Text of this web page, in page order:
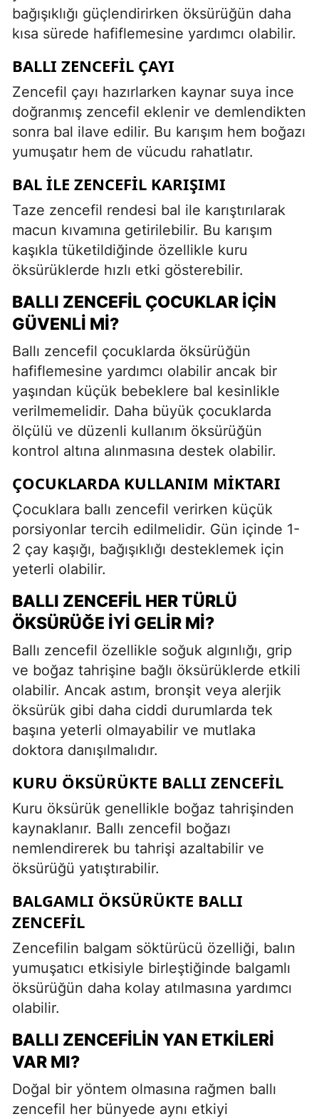
bağışıklığı güçlendirirken öksürüğün daha
kısa sürede hafiflemesine yardımcı olabilir.
BALLI ZENCEFIL ÇAYI
Zencefil çayı hazırlarken kaynar suya ince
doğranmış zencefil eklenir ve demlendikten
sonra bal ilave edilir. Bu karışım hem boğazı
yumuşatır hem de vücudu rahatlatır.
BAL İLE ZENCEFIL KARIŞIMI
Taze zencefil rendesi bal ile karıştırılarak
macun kıvamına getirilebilir. Bu karışım
kaşıkla tüketildiğinde özellikle kuru
öksürüklerde hızlı etki gösterebilir.
BALLI ZENCEFIL ÇOCUKLAR İÇIN
GÜVENLI MI?
Ballı zencefil çocuklarda öksürüğün
hafiflemesine yardımcı olabilir ancak bir
yaşından küçük bebeklere bal kesinlikle
verilmemelidir. Daha büyük çocuklarda
ölçülü ve düzenli kullanım öksürüğün
kontrol altına alınmasına destek olabilir.
ÇOCUKLARDA KULLANIM MIKTARI
Çocuklara ballı zencefil verirken küçük
porsiyonlar tercih edilmelidir. Gün içinde 1-
2 çay kaşığı, bağışıklığı desteklemek için
yeterli olabilir.
BALLI ZENCEFIL HER TÜRLÜ
ÖKSÜRÜĞE İYI GELIR MI?
Ballı zencefil özellikle soğuk algınlığı, grip
ve boğaz tahrişine bağlı öksürüklerde etkili
olabilir. Ancak astım, bronşit veya alerjik
öksürük gibi daha ciddi durumlarda tek
başına yeterli olmayabilir ve mutlaka
doktora danışılmalıdır.
KURU ÖKSÜRÜKTE BALLI ZENCEFIL
Kuru öksürük genellikle boğaz tahrişinden
kaynaklanır. Ballı zencefil boğazı
nemlendirerek bu tahrişi azaltabilir ve
öksürüğü yatıştırabilir.
BALGAMLI ÖKSÜRÜKTE BALLI
ZENCEFIL
Zencefilin balgam söktürücü özelliği, balın
yumuşatıcı etkisiyle birleştiğinde balgamlı
öksürüğün daha kolay atılmasına yardımcı
olabilir.
BALLI ZENCEFILIN YAN ETKILERI
VAR MI?
Doğal bir yöntem olmasına rağmen ballı
zencefil her bünyede aynı etkiyi